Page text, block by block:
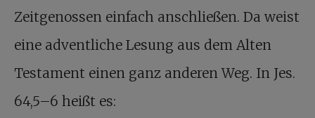
Zeitgenossen einfach anschließen. Da weist
eine adventliche Lesung aus dem Alten
Testament einen ganz anderen Weg. In Jes.
64,5–6 heißt es: